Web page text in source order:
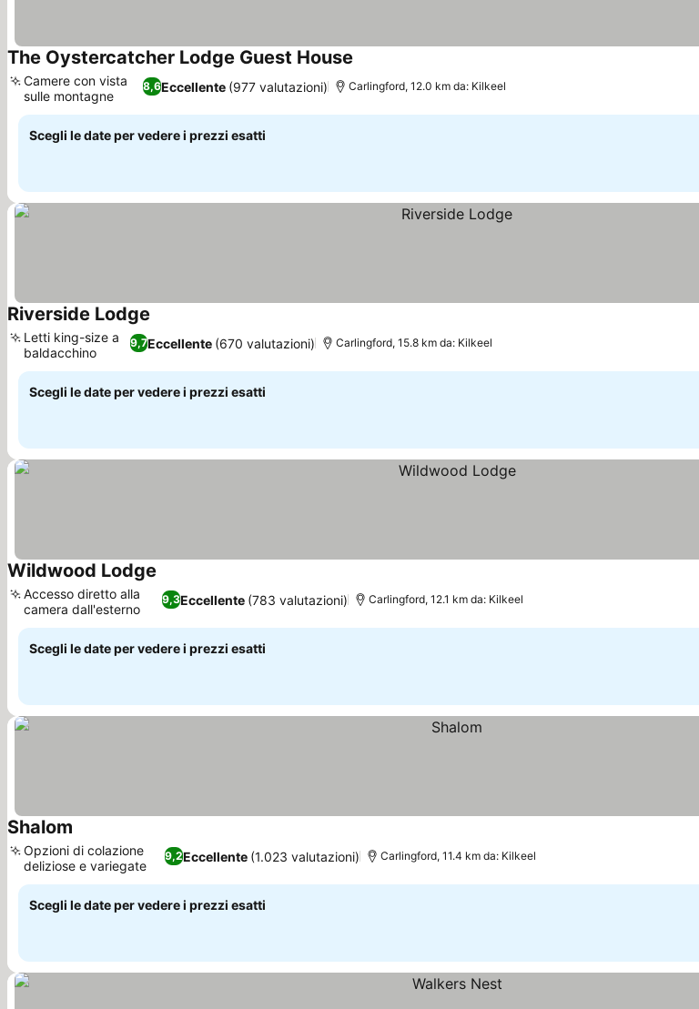
The Oystercatcher Lodge Guest House
8,6Eccellente (977 valutazioni)
Camere con vista
sulle montagne
Carlingford, 12.0 km da: Kilkeel
Scegli le date per vedere i prezzi esatti
Riverside Lodge
9,7Eccellente (670 valutazioni)
Letti king-size a
baldacchino
Carlingford, 15.8 km da: Kilkeel
Scegli le date per vedere i prezzi esatti
Wildwood Lodge
9,3Eccellente (783 valutazioni)
Accesso diretto alla
camera dall'esterno
Carlingford, 12.1 km da: Kilkeel
Scegli le date per vedere i prezzi esatti
Shalom
9,2Eccellente (1.023 valutazioni)
Opzioni di colazione
deliziose e variegate
Carlingford, 11.4 km da: Kilkeel
Scegli le date per vedere i prezzi esatti